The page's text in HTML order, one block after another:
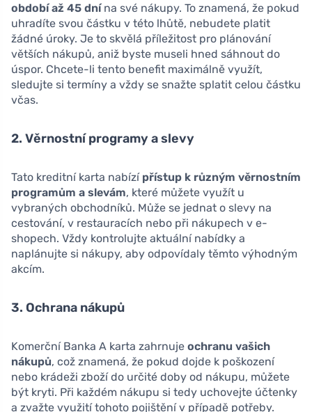
období až 45 dnína své nákupy. To znamená, že pokud
uhradíte svou částku v této lhůtě, nebudete platit
žádné úroky. Je to skvělá příležitost pro plánování
větších nákupů, aniž byste museli hned sáhnout do
úspor. Chcete-li tento benefit maximálně využít,
sledujte si termíny a vždy se snažte splatit celou částku
včas.
2. Věrnostní programy a slevy
Tato kreditní karta nabízí přístup k různým věrnostním
programům a slevám, které můžete využít u
vybraných obchodníků. Může se jednat o slevy na
cestování, v restauracích nebo při nákupech v e-
shopech. Vždy kontrolujte aktuální nabídky a
naplánujte si nákupy, aby odpovídaly těmto výhodným
akcím.
3. Ochrana nákupů
Komerční Banka A karta zahrnuje ochranu vašich
nákupů, což znamená, že pokud dojde k poškození
nebo krádeži zboží do určité doby od nákupu, můžete
být kryti. Při každém nákupu si tedy uchovejte účtenky
a zvažte využití tohoto pojištění v případě potřeby.